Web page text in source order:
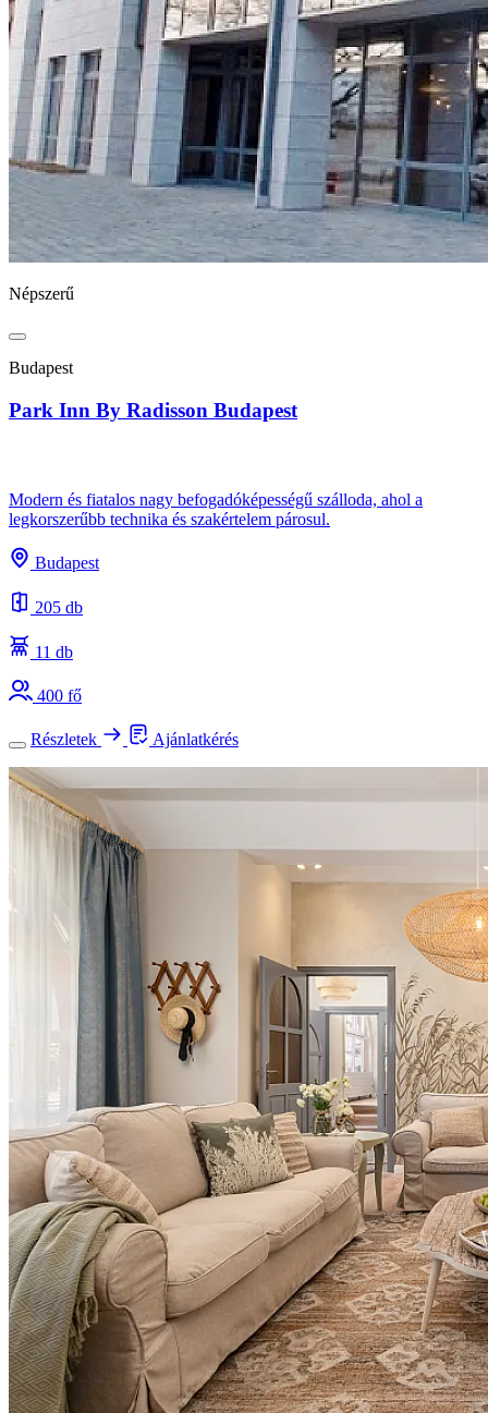
Népszerű
Budapest
Park Inn By Radisson Budapest
Modern és fiatalos nagy befogadóképességű szálloda, ahol a
legkorszerűbb technika és szakértelem párosul.
Budapest
205 db
11 db
400 fő
Részletek Ajánlatkérés